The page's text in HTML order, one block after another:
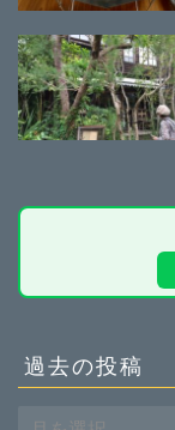
過去の投稿
過